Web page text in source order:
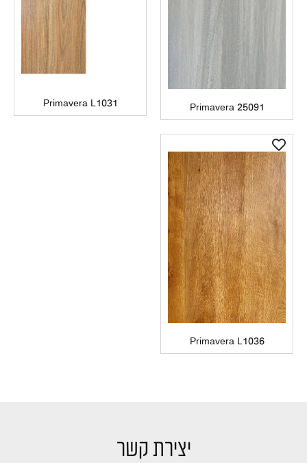
Primavera 25091
Primavera L1031
Primavera L1036
יצירת קשר